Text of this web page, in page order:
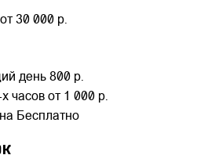
30 000 р.
день 800 р.
часов от 1 000 р.
Бесплатно